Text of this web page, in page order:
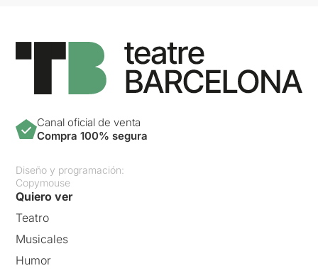
Canal oficial de venta
Compra 100% segura
Diseño y programación:
Copymouse
Quiero ver
Teatro
Musicales
Humor